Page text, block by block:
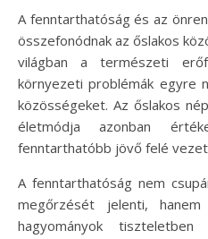
A fenntarthatóság és az
összefonódnak az őslakos
világban a természeti
környezeti problémák egyre
közösségeket. Az őslakos
életmódja azonban
fenntarthatóbb jövő felé
A fenntarthatóság nem
megőrzését jelenti,
hagyományok